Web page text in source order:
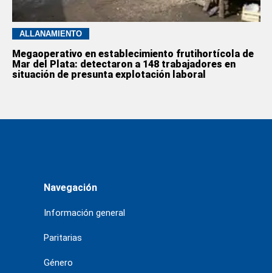
ALLANAMIENTO
Megaoperativo en establecimiento frutihortícola de
Mar del Plata: detectaron a 148 trabajadores en
situación de presunta explotación laboral
Navegación
Información general
Paritarias
Género